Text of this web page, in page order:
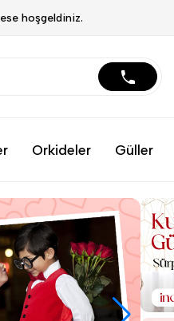
hoşgeldiniz.
Orkideler Güller